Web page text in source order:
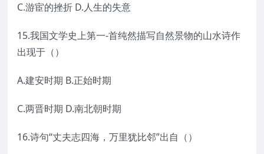
C.游宦的挫折 D.人生的失意
15.我国文学史上第一-首纯然描写自然景物的山水诗作
出现于（）
A.建安时期 B.正始时期
C.两晋时期 D.南北朝时期
16.诗句“丈夫志四海，万里犹比邻”出自（）